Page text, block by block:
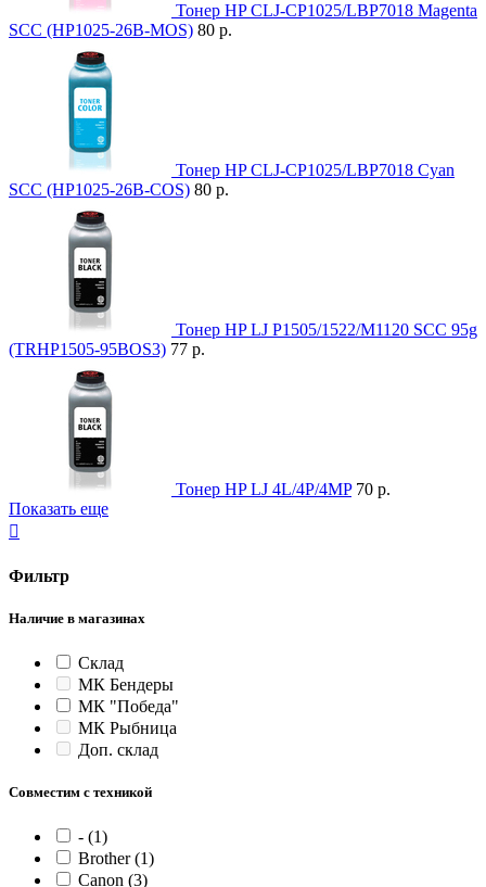
Тонер HP CLJ-CP1025/LBP7018 Magenta
SCC (HP1025-26B-MOS) 80 р.
Тонер HP CLJ-CP1025/LBP7018 Cyan
SCC (HP1025-26B-COS) 80 р.
Тонер HP LJ P1505/1522/M1120 SCC 95g
(TRHP1505-95BOS3) 77 р.
Тонер HP LJ 4L/4P/4MP 70 р.
Показать еще

Фильтр
Наличие в магазинах
Склад
МК Бендеры
МК "Победа"
МК Рыбница
Доп. склад
Совместим с техникой
- (1)
Brother(1)
Canon (3)